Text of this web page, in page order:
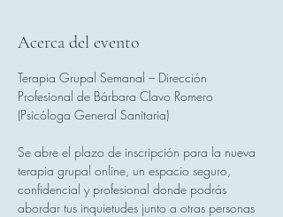
Acerca del evento
Terapia Grupal Semanal – Dirección
Profesional de Bárbara Clavo Romero
(Psicóloga General Sanitaria)
Se abre el plazo de inscripción para la nueva
terapia grupal online, un espacio seguro,
confidencial y profesional donde podrás
abordar tus inquietudes junto a otras personas